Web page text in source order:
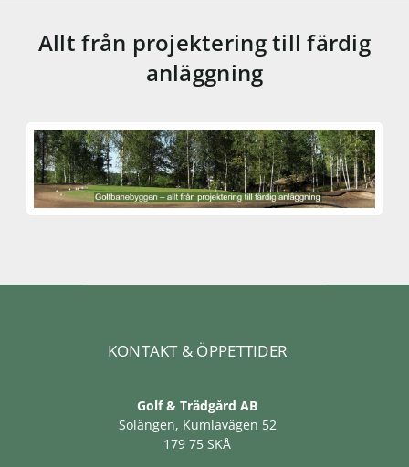
Allt från projektering till färdig
anläggning
KONTAKT & ÖPPETTIDER
Golf & Trädgård AB
Solängen, Kumlavägen 52
179 75 SKÅ